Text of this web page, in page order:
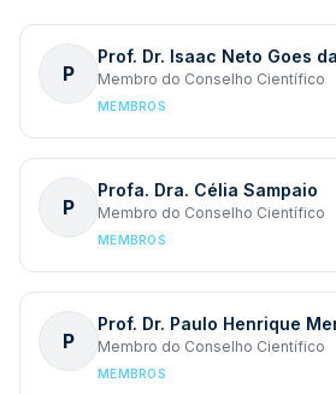
P
Prof. Dr. Isaac Neto Goes
Membro do Conselho Científico
MEMBROS
P
Profa. Dra. Célia Sampaio
Membro do Conselho Científico
MEMBROS
P
Prof. Dr. Paulo Henrique
Membro do Conselho Científico
MEMBROS